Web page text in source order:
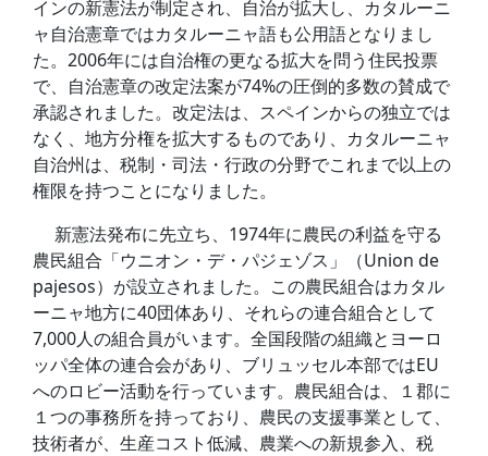
インの新憲法が制定され、自治が拡大し、カタルーニ
ャ自治憲章ではカタルーニャ語も公用語となりまし
た。2006年には自治権の更なる拡大を問う住民投票
で、自治憲章の改定法案が74%の圧倒的多数の賛成で
承認されました。改定法は、スペインからの独立では
なく、地方分権を拡大するものであり、カタルーニャ
自治州は、税制・司法・行政の分野でこれまで以上の
権限を持つことになりました。
新憲法発布に先立ち、1974年に農民の利益を守る
農民組合「ウニオン・デ・パジェゾス」（Union de
pajesos）が設立されました。この農民組合はカタル
ーニャ地方に40団体あり、それらの連合組合として
7,000人の組合員がいます。全国段階の組織とヨーロ
ッパ全体の連合会があり、ブリュッセル本部ではEU
へのロビー活動を行っています。農民組合は、１郡に
１つの事務所を持っており、農民の支援事業として、
技術者が、生産コスト低減、農業への新規参入、税